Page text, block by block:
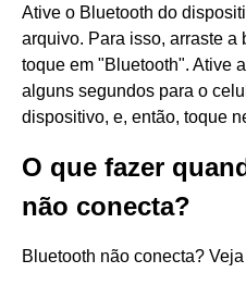
Ative o Bluetooth do
arquivo. Para isso, arraste a
toque em "Bluetooth". Ative
alguns segundos para o
dispositivo, e, então, toque
O que fazer
não conecta?
Bluetooth não conecta?